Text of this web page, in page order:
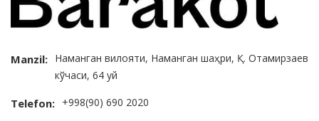
Manzil: Наманган вилояти, Наманган шаҳри, Қ. Отамирзаев
кўчаси, 64 уй
Telefon: +998(90) 690 2020